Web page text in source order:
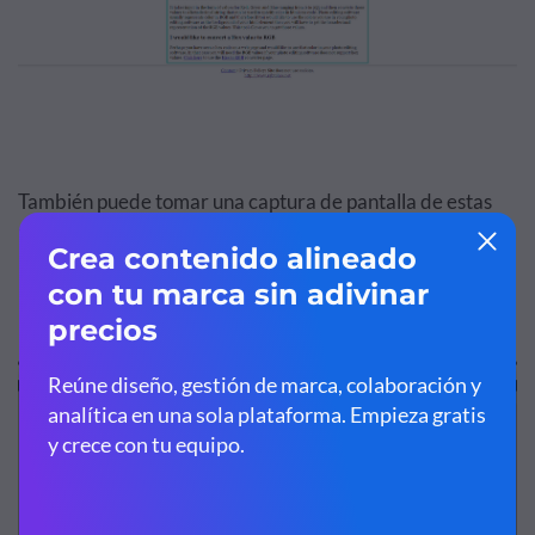
También puede tomar una captura de pantalla de estas
imágenes, cargarlas en su cuenta Visme y usar la
herramienta Cuentagotas para encontrar los códigos
hexagonales de estos colores.